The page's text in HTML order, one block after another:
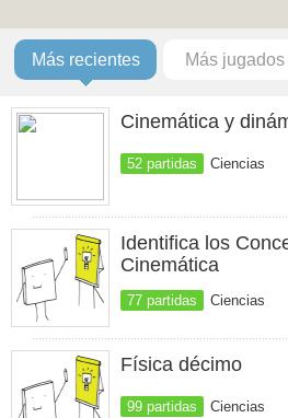
Más recientes Más jugados
Cinemática y
52 partidas Ciencias
Identifica los
Cinemática
77 partidas Ciencias
Física décimo
99 partidas Ciencias